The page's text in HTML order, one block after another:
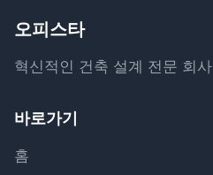
오피스타
혁신적인 건축 설계 전문 회사
바로가기
홈